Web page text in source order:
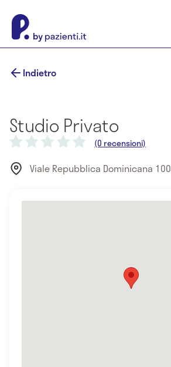
Indietro
Studio Privato
(0 recensioni)
Viale Repubblica Dominicana 100